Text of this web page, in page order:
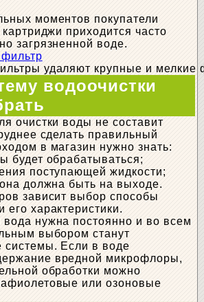
моментов покупатели
приходится часто
загрязненной воде.
удаляют крупные и
водоочистки
очистки воды не составит
сделать правильный
в магазин нужно знать:
будет обрабатываться;
поступающей жидкости;
она должна быть на выходе.
зависит выбор способы
характеристики.
нужна постоянно и во всем
выбором станут
системы. Если в воде
вредной микрофлоры,
обработки можно
или озоновые